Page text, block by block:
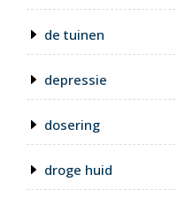
de tuinen
depressie
dosering
droge huid